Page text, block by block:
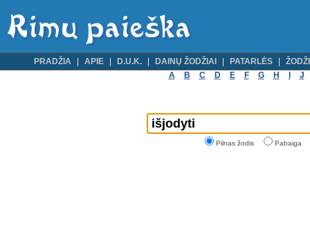
PRADŽIA APIE D.U.K. DAINŲ ŽODŽIAI PATARLĖS
A
B C D E F G H J
Pilnas žodis Pabaiga